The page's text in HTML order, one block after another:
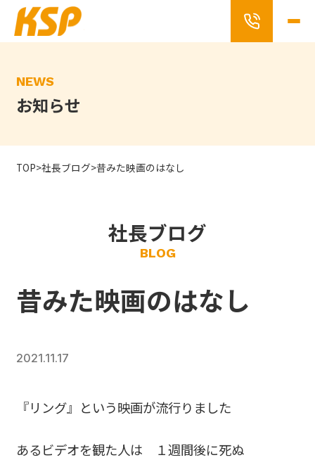
Skip
the
content
NEWS
お知らせ
TOP>社長ブログ>昔みた映画のはなし
社長ブログ
BLOG
昔みた映画のはなし
2021.11.17
『リング』という映画が流行りました
あるビデオを観た人は １週間後に死ぬ